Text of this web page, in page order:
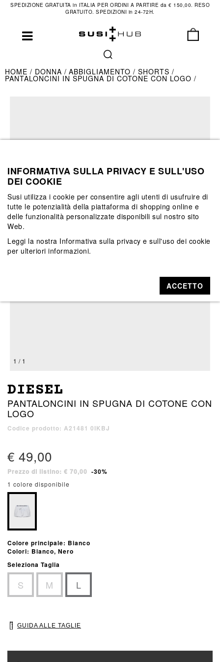
SPEDIZIONE GRATUITA in ITALIA PER ORDINI A PARTIRE da € 150,00. RESO
GRATUITO. SPEDIZIONI in 24-72H.
HOME DONNA ABBIGLIAMENTO SHORTS
PANTALONCINI IN SPUGNA DI COTONE CON LOGO
1 / 1
DIESEL
PANTALONCINI IN SPUGNA DI COTONE CON
LOGO
Codice prodotto: A21481 0IKBJ
€ 49,00
Prezzo di listino: € 70,00 -30%
1 colore disponibile
Colore principale: Bianco
Colori: Bianco, Nero
Seleziona Taglia
S M L
GUIDA ALLE TAGLIE
INFORMATIVA SULLA PRIVACY E SULL'USO
DEI COOKIE
Susi utilizza i cookie per consentire agli utenti di usufruire di
tutte le potenzialità della piattaforma di shopping online e
delle funzionalità personalizzate disponibili sul nostro sito
Web.
Leggi la nostra Informativa sulla privacy e sull'uso dei cookie
per ulteriori informazioni.
ACCETTO